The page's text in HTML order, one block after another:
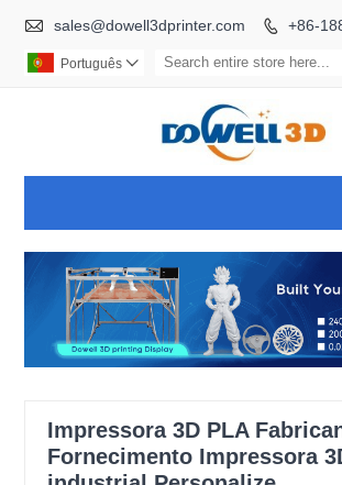
 sales@dowell3dprinter.com  +86-
Português 
Impressora 3D PLA
Fornecimento Impressora